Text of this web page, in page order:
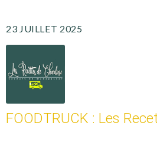
23 JUILLET 2025
FOODTRUCK : Les